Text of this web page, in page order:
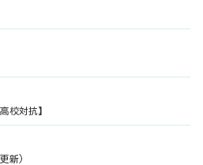
校対抗】
新)